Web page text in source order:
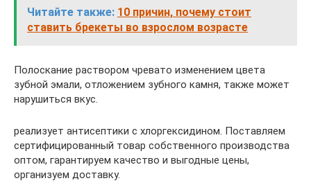
Читайте также: 10 причин, почему стоит
ставить брекеты во взрослом возрасте
Полоскание раствором чревато изменением цвета
зубной эмали, отложением зубного камня, также может
нарушиться вкус.
реализует антисептики с хлоргексидином. Поставляем
сертифицированный товар собственного производства
оптом, гарантируем качество и выгодные цены,
организуем доставку.